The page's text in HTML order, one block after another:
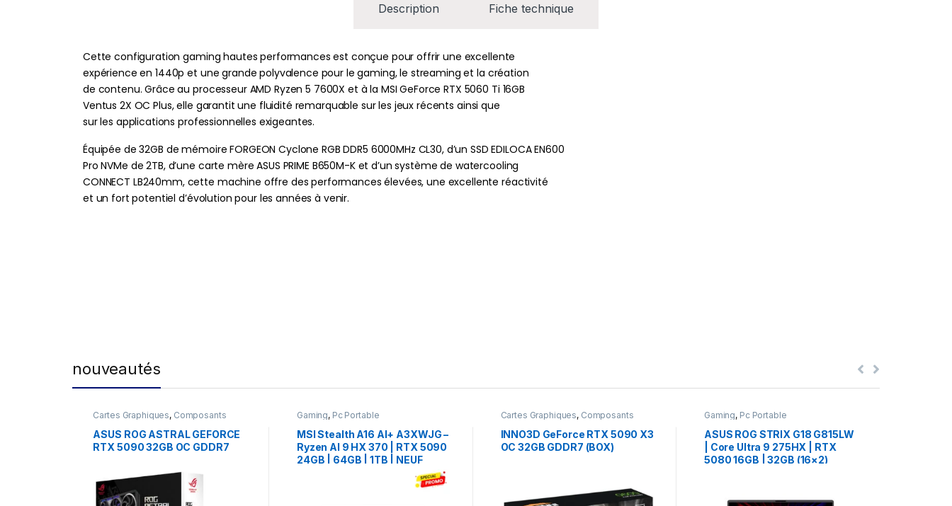
Description Fiche technique
Cette configuration gaming hautes performances est conçue pour offrir une excellente
expérience en 1440p et une grande polyvalence pour le gaming, le streaming et la création
de contenu. Grâce au processeur AMD Ryzen 5 7600X et à la MSI GeForce RTX 5060 Ti 16GB
Ventus 2X OC Plus, elle garantit une fluidité remarquable sur les jeux récents ainsi que
sur les applications professionnelles exigeantes.
Équipée de 32GB de mémoire FORGEON Cyclone RGB DDR5 6000MHz CL30, d’un SSD EDILOCA EN600
Pro NVMe de 2TB, d’une carte mère ASUS PRIME B650M-K et d’un système de watercooling
CONNECT LB240mm, cette machine offre des performances élevées, une excellente réactivité
et un fort potentiel d’évolution pour les années à venir.
nouveautés
Cartes Graphiques, Composants
NVIDIA
ASUS ROG ASTRAL GEFORCE
RTX 5090 32GB OC GDDR7
Gaming, Pc Portable
MSI Stealth A16 AI+ A3XWJG –
Ryzen AI 9 HX 370 | RTX 5090
24GB | 64GB | 1TB | NEUF
Cartes Graphiques, Composants
NVIDIA
INNO3D GeForce RTX 5090 X3
OC 32GB GDDR7 (BOX)
Gaming, Pc Portable
ASUS ROG STRIX G18 G815LW
| Core Ultra 9 275HX | RTX
5080 16GB | 32GB (16×2)
| NEUF